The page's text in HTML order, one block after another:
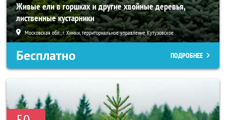
Живые ели в горшках и другие хвойные деревья,
лиственные кустарники
Московская обл., г. Химки, территориальное управление Кутузовское
Бесплатно ПОДРОБНЕЕ